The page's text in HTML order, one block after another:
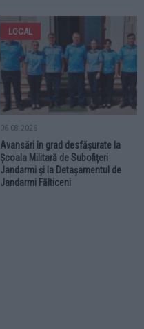
LOCAL
06.08.2026
Avansări în grad desfășurate la
Școala Militară de Subofițeri
Jandarmi și la Detașamentul de
Jandarmi Fălticeni